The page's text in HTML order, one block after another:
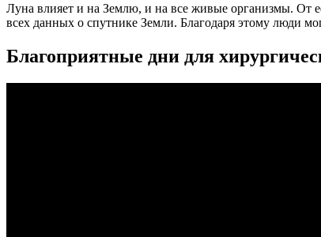
Луна влияет и на Землю, и на все живые организмы. От
всех данных о спутнике Земли. Благодаря этому люди
Благоприятные дни для